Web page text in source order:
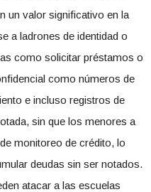
un valor significativo en la
a ladrones de identidad o
como solicitar préstamos o
como números de
e incluso registros de
sin que los menores a
monitoreo de crédito, lo
deudas sin ser notados.
atacar a las escuelas